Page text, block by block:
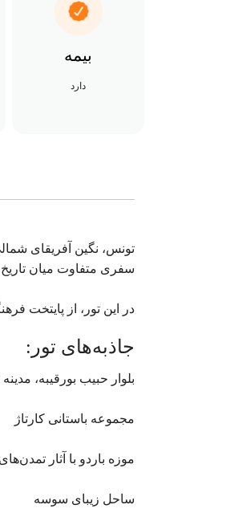
بیمه
دارد
تونس، نگین آفریقای
سفری متفاوت میان
در این تور، از پایتخت
جاذبه‌های تور:
بلوار حبیب بورقیبه،
مجموعه باستانی کارتاژ
موزه باردو با آثار
ساحل زیبای سوسه